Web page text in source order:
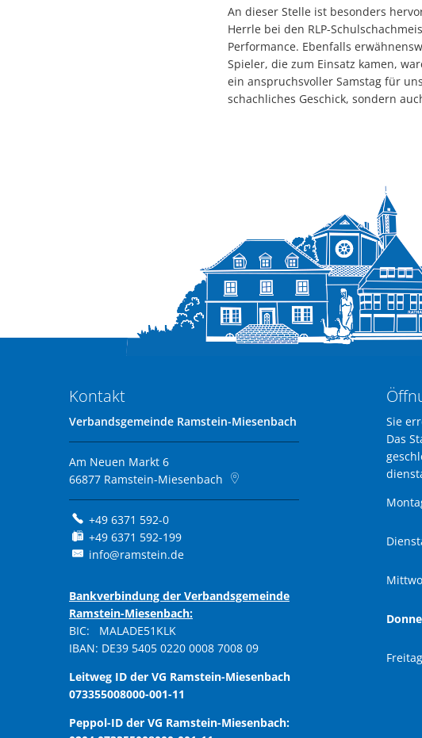
An dieser Stelle ist besonders
Herrle bei den RLP-
Performance. Ebenfalls
Spieler, die zum Einsatz kamen,
ein anspruchsvoller Samstag für
schachliches Geschick, sondern
Kontakt
Verbandsgemeinde Ramstein-Miesenbach
Am Neuen Markt 6
66877 Ramstein-Miesenbach
+49 6371 592-0
+49 6371 592-199
info@ramstein.de
Bankverbindung der Verbandsgemeinde
Ramstein-Miesenbach:
BIC: MALADE51KLK
IBAN: DE39 5405 0220 0008 7008 09
Leitweg ID der VG Ramstein-Miesenbach
073355008000-001-11
Peppol-ID der VG Ramstein-Miesenbach:
Sie
Das
Freitag